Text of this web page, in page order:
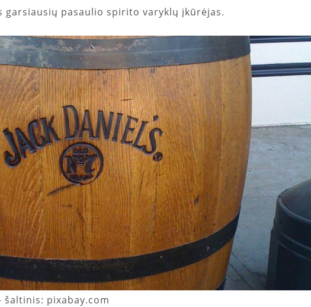
garsiausių pasaulio spirito varyklų įkūrėjas.
šaltinis: pixabay.com